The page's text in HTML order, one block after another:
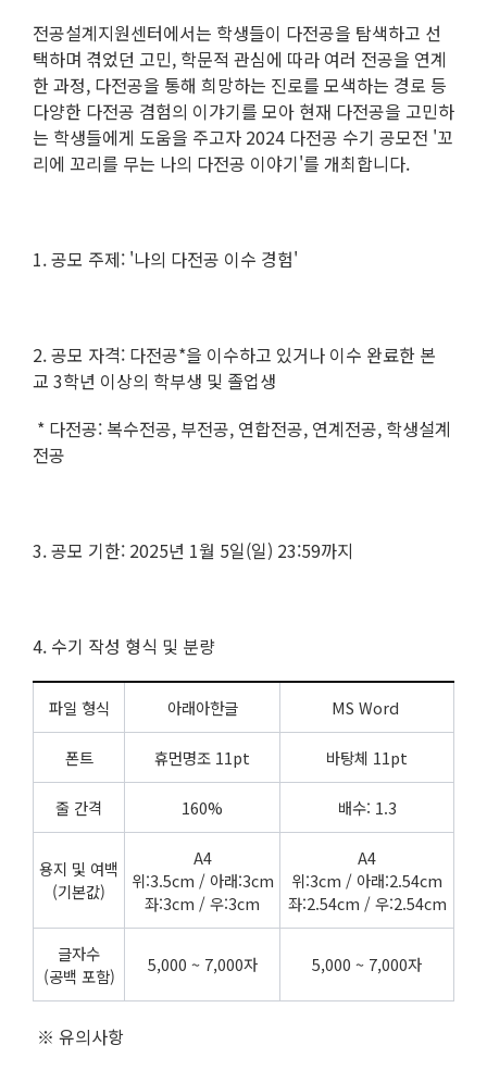
전공설계지원센터에서는 학생들이 다전공을 탐색하고 선
택하며 겪었던 고민, 학문적 관심에 따라 여러 전공을 연계
한 과정, 다전공을 통해 희망하는 진로를 모색하는 경로 등
다양한 다전공 겸험의 이갸기를 모아 현재 다전공을 고민하
는 학생들에게 도움을 주고자 2024 다전공 수기 공모전 '꼬
리에 꼬리를 무는 나의 다전공 이야기'를 개최합니다.
1. 공모 주제: '나의 다전공 이수 경험'
2. 공모 자격: 다전공*을 이수하고 있거나 이수 완료한 본
교 3학년 이상의 학부생 및 졸업생
* 다전공: 복수전공, 부전공, 연합전공, 연계전공, 학생설계
전공
3. 공모 기한: 2025년 1월 5일(일) 23:59까지
4. 수기 작성 형식 및 분량
파일 형식 아래아한글 MS Word
폰트 휴먼명조 11pt 바탕체 11pt
줄 간격 160% 배수: 1.3
용지 및 여백
(기본값)
A4
위:3.5cm / 아래:3cm
좌:3cm / 우:3cm
A4
위:3cm / 아래:2.54cm
좌:2.54cm / 우:2.54cm
글자수
(공백 포함)
5,000 ~ 7,000자 5,000 ~ 7,000자
※ 유의사항